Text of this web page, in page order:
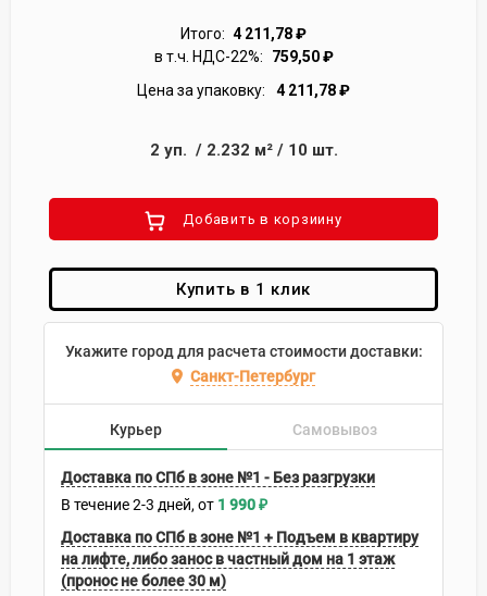
Итого: 4 211,78₽
в т.ч. НДС-22%:
759,50₽
Цена за упаковку:
4 211,78₽
2 уп. / 2.232 м²/ 10 шт.
Добавить в корзиину
Купить в 1 клик
Укажите город для расчета стоимости доставки:
Санкт-Петербург
Курьер Самовывоз
Доставка по СПб в зоне №1 - Без разгрузки
В течение2-3 дней 1 990₽
Доставка по СПб в зоне №1 + Подъем в квартиру
на лифте, либо занос в частный дом на 1 этаж
(пронос не более 30 м)